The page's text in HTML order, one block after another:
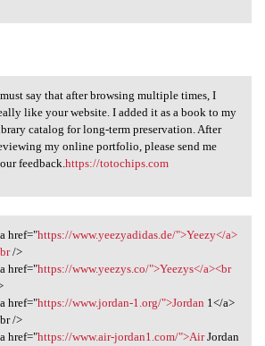
say that after
say that after browsing multiple times, I
like your website. I added it as a book to my
catalog for long-term preservation. After
my online portfolio, please send me
feedback.https://totochips.com
www
href="https://www.yeezyadidas.de/">Yeezy</a>
/>
href="https://www.yeezys.co/">Yeezys</a><br
href="https://www.jordan-1.org/">Jordan 1</a>
/>
href="https://www.air-jordan1.com/">AirJordan